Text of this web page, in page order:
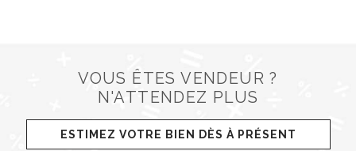
VOUS ÊTES VENDEUR ?
N'ATTENDEZ PLUS
ESTIMEZ VOTRE BIEN DÈS À PRÉSENT